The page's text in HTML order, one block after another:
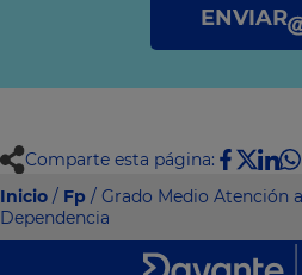
ENVIAR
Comparte esta página:
Inicio / Fp / Grado Medio Atención
Dependencia